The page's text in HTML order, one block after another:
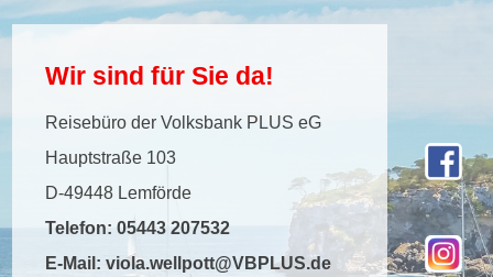
Wir sind für Sie da!
Reisebüro der Volksbank PLUS eG
Hauptstraße 103
D-49448 Lemförde
Telefon:05443 207532
E-Mail:viola.wellpott@VBPLUS.de